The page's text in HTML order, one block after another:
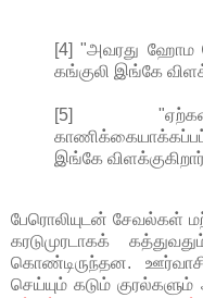
[4] "அவரது ஹோம
கங்குலி இங்கே
[5]
இங்கே
பேரொலியுடன் சேவல்கள்
கரடுமுரடாகக்
கொண்டிருந்தன.
செய்யும் கடும்